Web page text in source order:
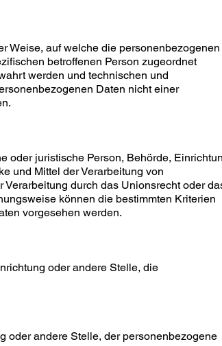
Weise, auf welche die personenbezogenen
betroffenen Person zugeordnet
werden und technischen und
Daten nicht einer
oder juristische Person, Behörde,
und Mittel der Verarbeitung von
durch das Unionsrecht oder
können die bestimmten Kriterien
vorgesehen werden.
oder andere Stelle, die
oder andere Stelle, der personenbezogene